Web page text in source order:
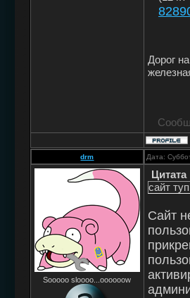
Дорог
drm Дата:
Sooooo sloooo...oooooow
Цитата
сайт
Сайт